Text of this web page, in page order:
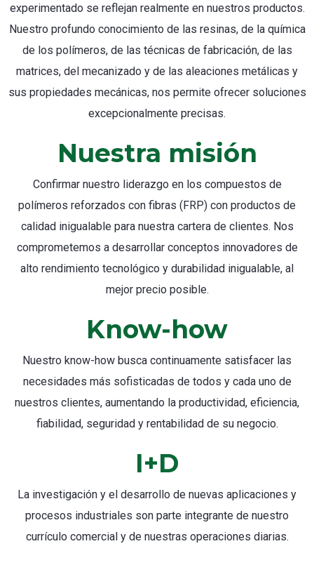
experimentado se reflejan realmente en nuestros productos.
Nuestro profundo conocimiento de las resinas, de la química
de los polímeros, de las técnicas de fabricación, de las
matrices, del mecanizado y de las aleaciones metálicas y
sus propiedades mecánicas, nos permite ofrecer soluciones
excepcionalmente precisas.
Nuestra misión
Confirmar nuestro liderazgo en los compuestos de
polímeros reforzados con fibras (FRP) con productos de
calidad inigualable para nuestra cartera de clientes. Nos
comprometemos a desarrollar conceptos innovadores de
alto rendimiento tecnológico y durabilidad inigualable, al
mejor precio posible.
Know-how
Nuestro know-how busca continuamente satisfacer las
necesidades más sofisticadas de todos y cada uno de
nuestros clientes, aumentando la productividad, eficiencia,
fiabilidad, seguridad y rentabilidad de su negocio.
I+D
La investigación y el desarrollo de nuevas aplicaciones y
procesos industriales son parte integrante de nuestro
currículo comercial y de nuestras operaciones diarias.